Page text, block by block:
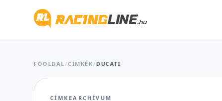
FŐOLDAL/CÍMKÉK/ DUCATI
CÍMKEARCHÍVUM
Sokatmondó
kijelentést
tett
Marc